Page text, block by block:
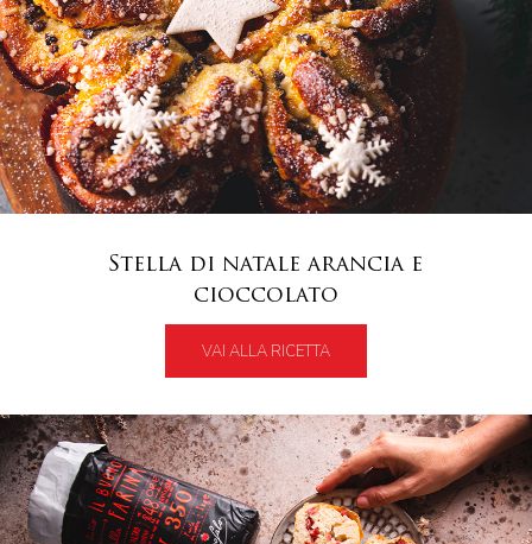
Stella di natale arancia e
cioccolato
VAI ALLA RICETTA